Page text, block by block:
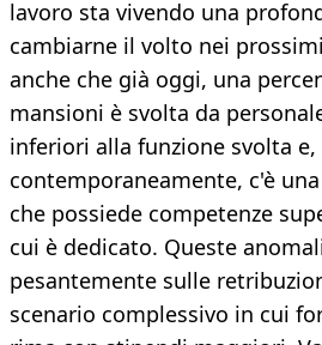
lavoro sta vivendo una
cambiarne il volto nei
anche che già oggi, una
mansioni è svolta da
inferiori alla funzione svolta e,
contemporaneamente, c'è
che possiede competenze
cui è dedicato. Queste
pesantemente sulle
scenario complessivo in cui